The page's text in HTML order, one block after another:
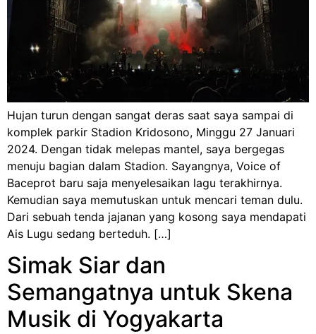
Hujan turun dengan sangat deras saat saya sampai di
komplek parkir Stadion Kridosono, Minggu 27 Januari
2024. Dengan tidak melepas mantel, saya bergegas
menuju bagian dalam Stadion. Sayangnya, Voice of
Baceprot baru saja menyelesaikan lagu terakhirnya.
Kemudian saya memutuskan untuk mencari teman dulu.
Dari sebuah tenda jajanan yang kosong saya mendapati
Ais Lugu sedang berteduh. […]
Simak Siar dan
Semangatnya untuk Skena
Musik di Yogyakarta